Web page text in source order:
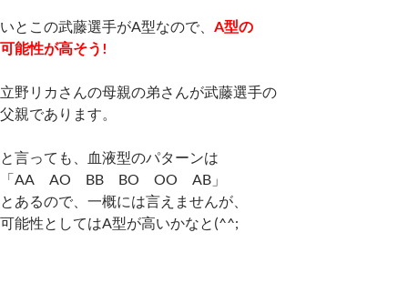
いとこの武藤選手がA型なので、 A型の
可能性が高そう!
立野リカさんの母親の弟さんが武藤選手の
父親であります。
と言っても、血液型のパターンは
「AA AO BB BO OO AB」
とあるので、一概には言えませんが、
可能性としてはA型が高いかなと(^^;